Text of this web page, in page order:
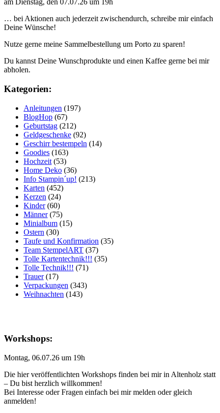
am Dienstag, den 07.07.26 um 19h
… bei Aktionen auch jederzeit zwischendurch, schreibe mir einfach
Deine Wünsche!
Nutze gerne meine Sammelbestellung um Porto zu sparen!
Du kannst Deine Wunschprodukte und einen Kaffee gerne bei mir
abholen.
Kategorien:
Anleitungen (197)
BlogHop (67)
Geburtstag (212)
Geldgeschenke (92)
Geschirr bestempeln (14)
Goodies (163)
Hochzeit (53)
Home Deko (36)
Info Stampin´up! (213)
Karten (452)
Kerzen (24)
Kinder(60)
Männer(75)
Minialbum (15)
Ostern (30)
Taufe und Konfirmation (35)
Team StempelART (37)
Tolle Kartentechnik!!! (35)
Tolle Technik!!! (71)
Trauer(17)
Verpackungen (343)
Weihnachten (143)
Workshops:
Montag, 06.07.26 um 19h
Die hier veröffentlichten Workshops finden bei mir in Altenholz statt
– Du bist herzlich willkommen!
Bei Interesse oder Fragen einfach bei mir melden oder gleich
anmelden!